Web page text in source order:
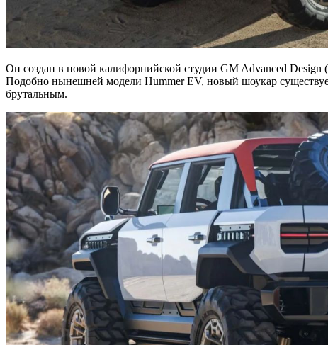
Он создан в новой калифорнийской студии GM Advanced Design
Подобно нынешней модели Hummer EV, новый шоукар
брутальным.